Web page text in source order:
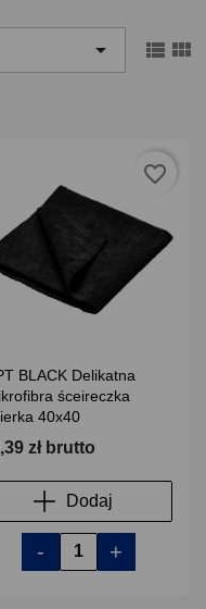
  
BLACK Delikatna
śceireczka
40x40
zł brutto
Dodaj
- +
favorite_border